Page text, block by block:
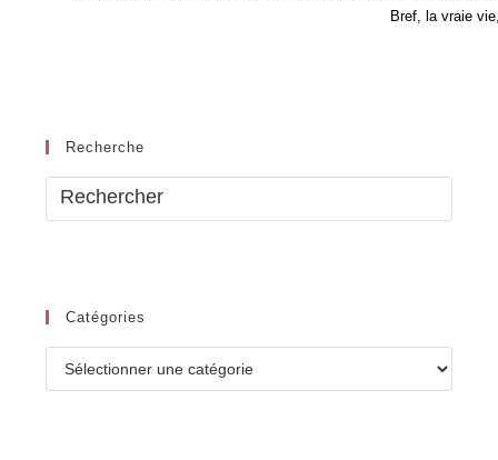
Bref, la vraie
Recherche
Catégories